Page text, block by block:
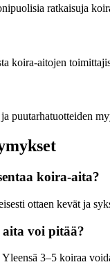
ratkaisuja
koira-aitojen
puutarhatuotteiden
koira-aita?
ottaen kevät ja
voi pitää?
3–5 koiraa